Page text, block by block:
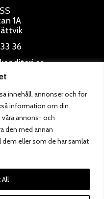
innehåll, annonser och för
information om din
annons- och
den med annan
eller som de har samlat
All
1A
36